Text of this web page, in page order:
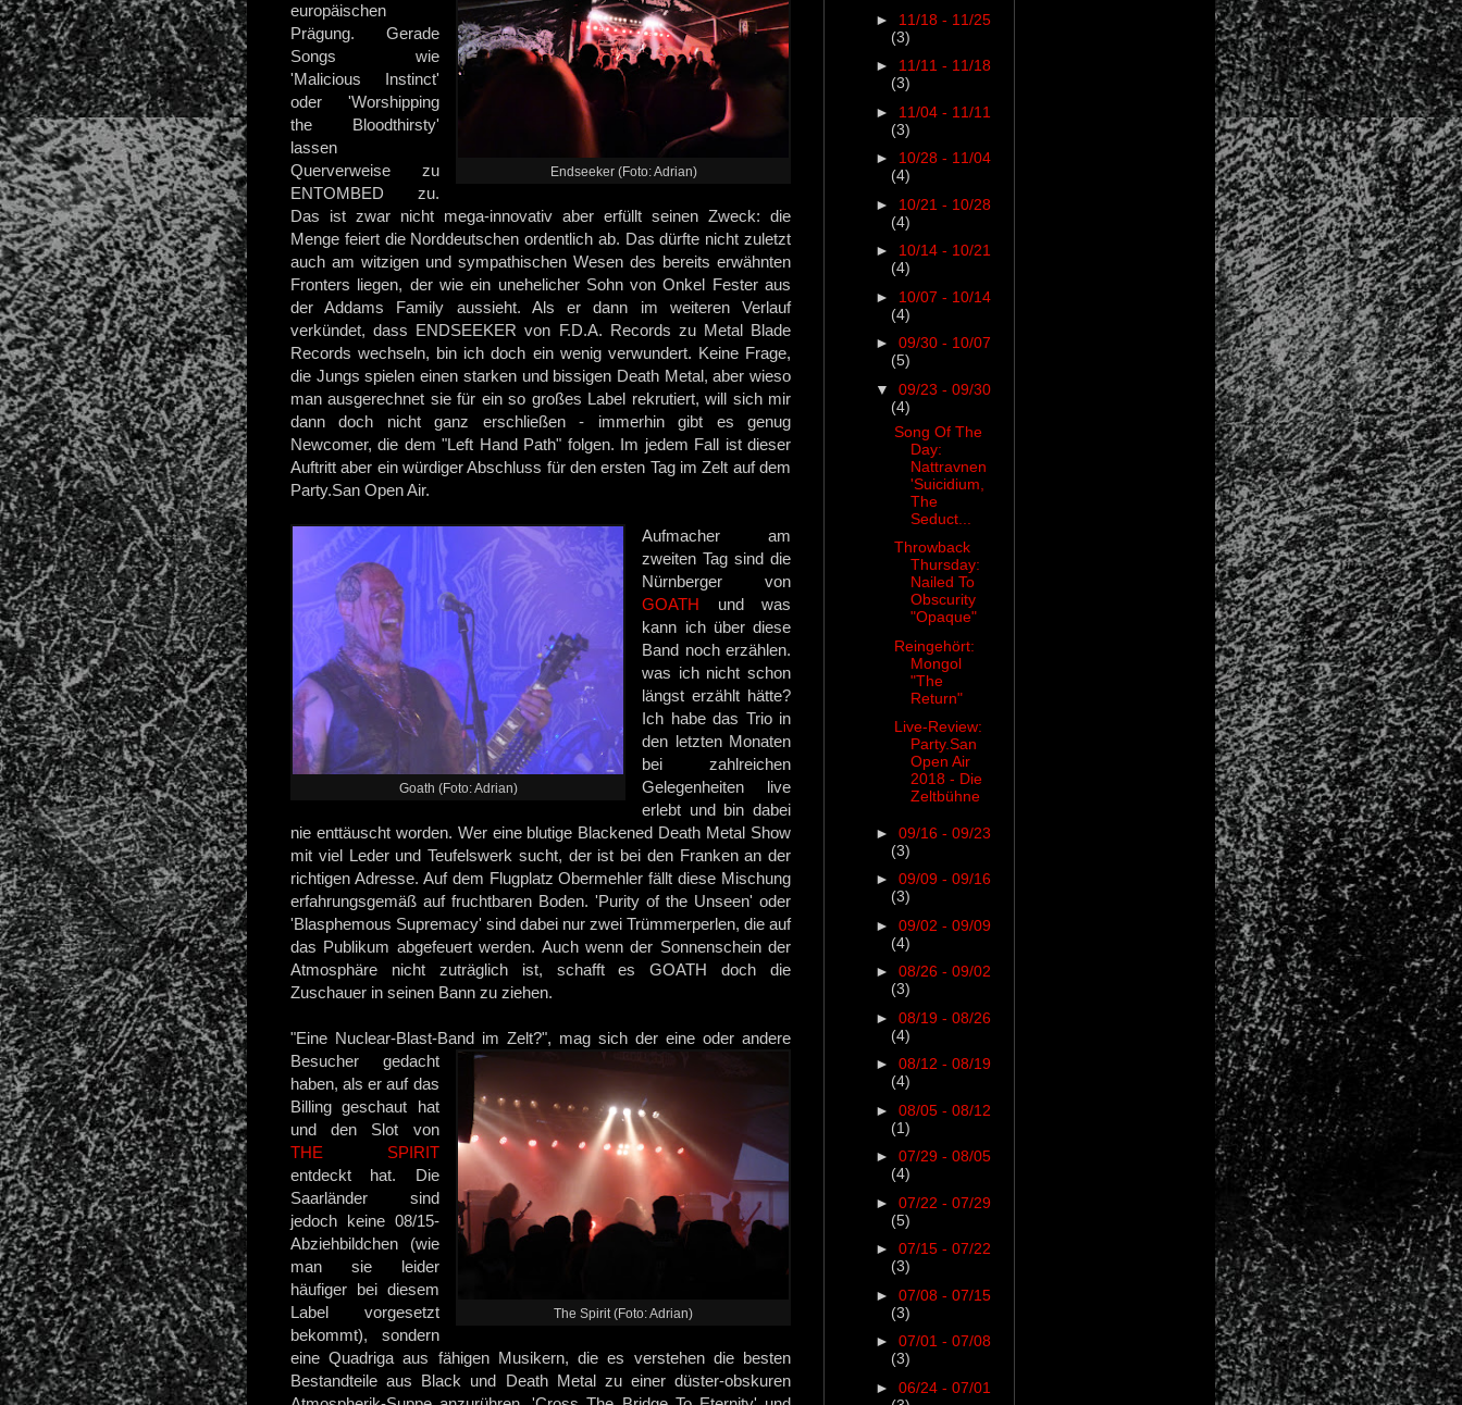
Endseeker (Foto: Adrian)
europäischen
Prägung. Gerade
Songs wie
'Malicious Instinct'
oder 'Worshipping
the Bloodthirsty'
lassen
Querverweise zu
ENTOMBED zu.
Das ist zwar nicht mega-innovativ aber erfüllt seinen Zweck: die
Menge feiert die Norddeutschen ordentlich ab. Das dürfte nicht zuletzt
auch am witzigen und sympathischen Wesen des bereits erwähnten
Fronters liegen, der wie ein unehelicher Sohn von Onkel Fester aus
der Addams Family aussieht. Als er dann im weiteren Verlauf
verkündet, dass ENDSEEKER von F.D.A. Records zu Metal Blade
Records wechseln, bin ich doch ein wenig verwundert. Keine Frage,
die Jungs spielen einen starken und bissigen Death Metal, aber wieso
man ausgerechnet sie für ein so großes Label rekrutiert, will sich mir
dann doch nicht ganz erschließen - immerhin gibt es genug
Newcomer, die dem "Left Hand Path" folgen. Im jedem Fall ist dieser
Auftritt aber ein würdiger Abschluss für den ersten Tag im Zelt auf dem
Party.San Open Air.
Goath (Foto: Adrian)
Aufmacher am
zweiten Tag sind die
Nürnberger von
GOATH und was
kann ich über diese
Band noch erzählen.
was ich nicht schon
längst erzählt hätte?
Ich habe das Trio in
den letzten Monaten
bei zahlreichen
Gelegenheiten live
erlebt und bin dabei
nie enttäuscht worden. Wer eine blutige Blackened Death Metal Show
mit viel Leder und Teufelswerk sucht, der ist bei den Franken an der
richtigen Adresse. Auf dem Flugplatz Obermehler fällt diese Mischung
erfahrungsgemäß auf fruchtbaren Boden. 'Purity of the Unseen' oder
'Blasphemous Supremacy' sind dabei nur zwei Trümmerperlen, die auf
das Publikum abgefeuert werden. Auch wenn der Sonnenschein der
Atmosphäre nicht zuträglich ist, schafft es GOATH doch die
Zuschauer in seinen Bann zu ziehen.
"Eine Nuclear-Blast-Band im Zelt?", mag sich der eine oder andere
Besucher
The Spirit (Foto: Adrian)
gedacht
haben, als er auf das
Billing geschaut hat
und den Slot von
THE SPIRIT
entdeckt hat. Die
Saarländer sind
jedoch keine 08/15-
Abziehbildchen (wie
man sie leider
häufiger bei diesem
Label vorgesetzt
bekommt), sondern
eine Quadriga aus fähigen Musikern, die es verstehen die besten
Bestandteile aus Black und Death Metal zu einer düster-obskuren
► 11/18 - 11/25
(3)
► 11/11 - 11/18
(3)
► 11/04 - 11/11
(3)
► 10/28 - 11/04
(4)
► 10/21 - 10/28
(4)
► 10/14 - 10/21
(4)
► 10/07 - 10/14
(4)
► 09/30 - 10/07
(5)
▼ 09/23 - 09/30
(4)
Song Of The
Day:
Nattravnen
'Suicidium,
The
Seduct...
Throwback
Thursday:
Nailed To
Obscurity
"Opaque"
Reingehört:
Mongol
"The
Return"
Live-Review:
Party.San
Open Air
2018 - Die
Zeltbühne
► 09/16 - 09/23
(3)
► 09/09 - 09/16
(3)
► 09/02 - 09/09
(4)
► 08/26 - 09/02
(3)
► 08/19 - 08/26
(4)
► 08/12 - 08/19
(4)
► 08/05 - 08/12
(1)
► 07/29 - 08/05
(4)
► 07/22 - 07/29
(5)
► 07/15 - 07/22
(3)
► 07/08 - 07/15
(3)
► 07/01 - 07/08
(3)
► 06/24 - 07/01